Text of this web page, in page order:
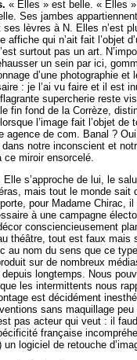
« Elles » est belle. « Elles
Ses jambes
lèvres à N. Elles n’est
affiche qui n’ait fait l’objet
surtout pas un art.
un sein par ici,
d’une photographie et
: je l’ai vu faire et il est
supercherie reste
fin fond de la Corrèze,
l’image fait l’objet de
agence de com. Banal ?
notre inconscient et
ce miroir ensorcelé.
Elle s’approche de lui, le
mais tout le monde sait
pour Madame Chirac, il
à une campagne
consciencieusement
théâtre, tout est faux mais
au nom du sens que ce
sur de nombreux
depuis longtemps. Nous
les intermittents nous
est décidément
sans maquillage
pas acteur qui veut : il
française
un logiciel de retouche